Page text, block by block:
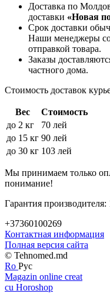
Доставка по
доставки «Новая
Срок доставки
Наши менеджеры
отправкой товара.
Заказы
частного дома.
Стоимость доставок
Вес
Стоимость
до 2 кг
70 лей
до 15 кг 90 лей
до 30 кг 103 лей
Мы принимаем только
понимание!
Гарантия производителя:
+37360100269
Контактная информация
Полная версия сайта
© Tehnomed.md
Ro Рус
Magazin online creat
cu Horoshop